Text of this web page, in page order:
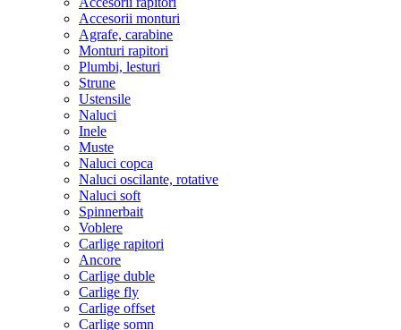
Accesorii monturi
Agrafe, carabine
Monturi rapitori
Plumbi, lesturi
Strune
Ustensile
Naluci
Inele
Muste
Naluci copca
Naluci oscilante, rotative
Naluci soft
Spinnerbait
Voblere
Carlige rapitori
Ancore
Carlige duble
Carlige fly
Carlige offset
Carlige somn